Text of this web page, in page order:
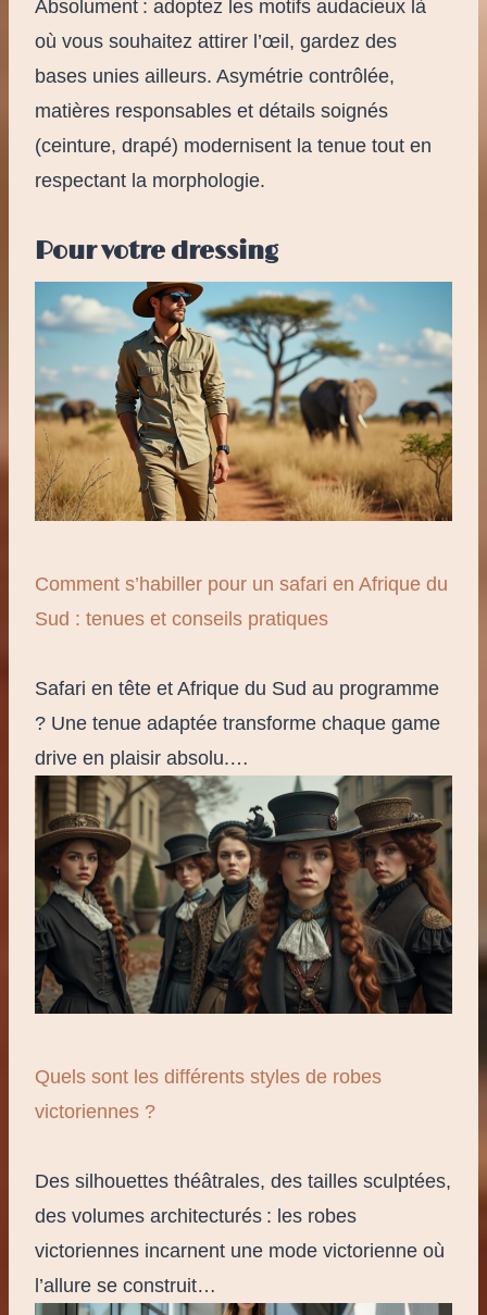
Absolument : adoptez les motifs audacieux là
où vous souhaitez attirer l’œil, gardez des
bases unies ailleurs. Asymétrie contrôlée,
matières responsables et détails soignés
(ceinture, drapé) modernisent la tenue tout en
respectant la morphologie.
Pour votre dressing
Comment s’habiller pour un safari en Afrique du
Sud : tenues et conseils pratiques
Safari en tête et Afrique du Sud au programme
? Une tenue adaptée transforme chaque game
drive en plaisir absolu.…
Quels sont les différents styles de robes
victoriennes ?
Des silhouettes théâtrales, des tailles sculptées,
des volumes architecturés : les robes
victoriennes incarnent une mode victorienne où
l’allure se construit…